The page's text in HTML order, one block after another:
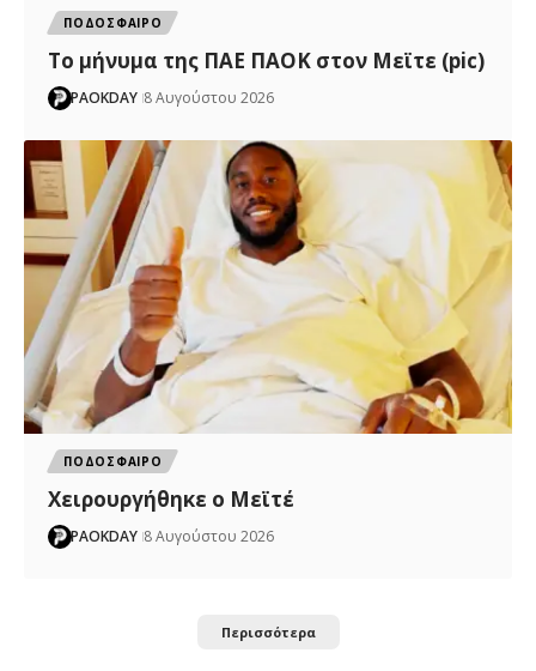
ΠΟΔΟΣΦΑΙΡΟ
Το μήνυμα της ΠΑΕ ΠΑΟΚ στον Μεϊτε (pic)
PAOKDAY 8 Αυγούστου 2026
ΠΟΔΟΣΦΑΙΡΟ
Χειρουργήθηκε ο Μεϊτέ
PAOKDAY 8 Αυγούστου 2026
Περισσότερα